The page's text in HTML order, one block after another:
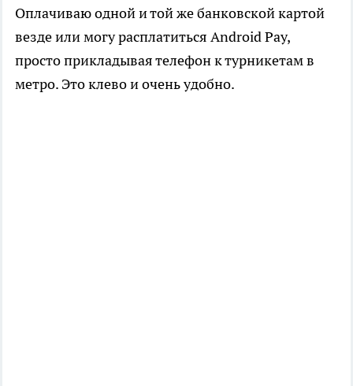
Оплачиваю одной и той же банковской картой
везде или могу расплатиться Android Pay,
просто прикладывая телефон к турникетам в
метро. Это клево и очень удобно.